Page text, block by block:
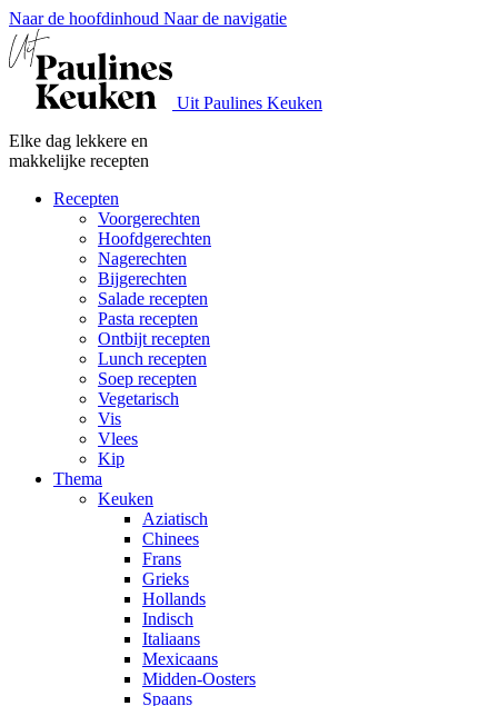
Naar de hoofdinhoud Naar de navigatie
Uit Paulines Keuken
Elke dag lekkere en
makkelijke recepten
Recepten
Voorgerechten
Hoofdgerechten
Nagerechten
Bijgerechten
Salade recepten
Pasta recepten
Ontbijt recepten
Lunch recepten
Soep recepten
Vegetarisch
Vis
Vlees
Kip
Thema
Keuken
Aziatisch
Chinees
Frans
Grieks
Hollands
Indisch
Italiaans
Mexicaans
Midden-Oosters
Spaans